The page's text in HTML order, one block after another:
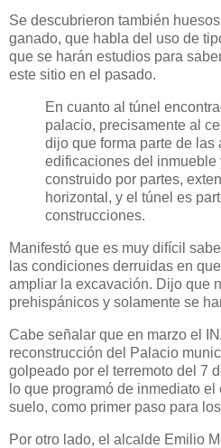
Se descubrieron también
ganado, que habla del uso de
que se harán estudios para
este sitio en el pasado.
En cuanto al túnel
palacio, precisamente al
dijo que forma parte de las
edificaciones del inmueble
construido por partes,
horizontal, y el túnel es
construcciones.
Manifestó que es muy difícil
las condiciones derruidas en
ampliar la excavación. Dijo que
prehispánicos y solamente se
Cabe señalar que en marzo el
reconstrucción del Palacio
golpeado por el terremoto del 7
lo que programó de inmediato
suelo, como primer paso para
Por otro lado, el alcalde Emilio